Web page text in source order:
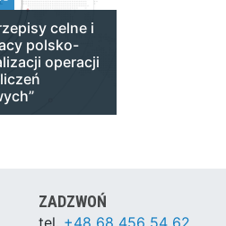
celne i
polsko-
operacji
ZADZWOŃ
tel. +48 68 456 54 62